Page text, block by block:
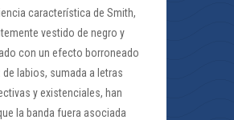
característica de Smith,
vestido de negro y
con un efecto borroneado
de labios, sumada a letras
y existenciales, han
la banda fuera asociada